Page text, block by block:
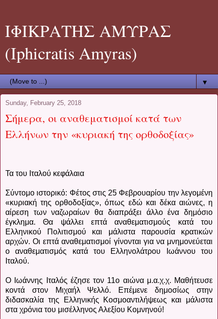
ΙΦΙΚΡΑΤΗΣ ΑΜΥΡΑΣ
(Iphicratis Amyras)
▼
Sunday, February 25, 2018
Σήμερα, οι αναθεματισμοί κατά των
Ελλήνων την «κυριακή της ορθοδοξίας»
Τα του Ιταλού κεφάλαια
Σύντομο ιστορικό: Φέτος στις 25 Φεβρουαρίου την λεγομένη
«κυριακή της ορθοδοξίας», όπως εδώ και δέκα αιώνες, η
αίρεση των ναζωραίων θα διαπράξει άλλο ένα δημόσιο
έγκλημα. Θα ψάλλει επτά αναθεματισμούς κατά του
Ελληνικού Πολιτισμού και μάλιστα παρουσία κρατικών
αρχών. Οι επτά αναθεματισμοί γίνονται για να μνημονεύεται
ο αναθεματισμός κατά του Ελληνολάτρου Ιωάννου του
Ιταλού.
Ο Ιωάννης Ιταλός έζησε τον 11ο αιώνα μ.α.χ.χ. Μαθήτευσε
κοντά στον Μιχαήλ Ψελλό. Επέμενε δημοσίως στην
διδασκαλία της Ελληνικής Κοσμοαντιλήψεως και μάλιστα
στα χρόνια του μισέλληνος Αλεξίου Κομνηνού!